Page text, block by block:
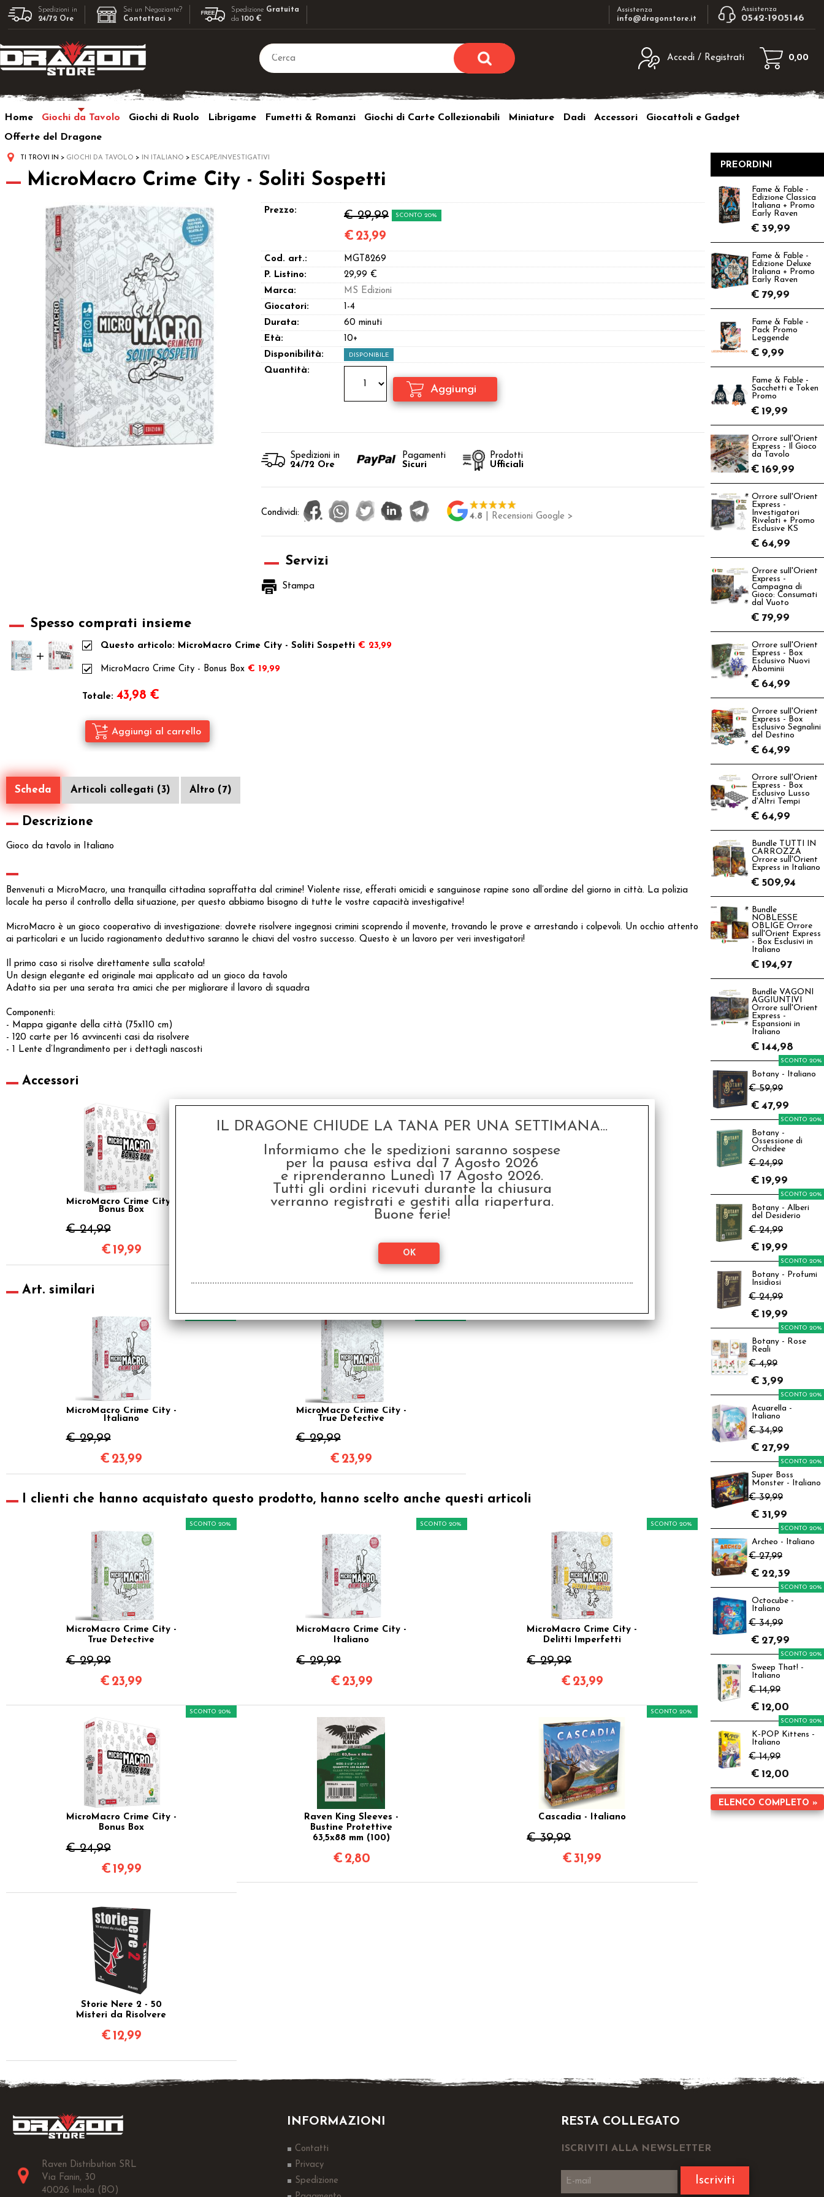
Spedizioni in
24/72 Ore
Sei un Negoziante?
Contattaci >
Spedizione Gratuita
da100 €
Assistenza
info@dragonstore.it
Assistenza
0542-1905146
Accedi / Registrati
utente e la password e poi clicca sul
Hai perso la password?
sito clicca sul pulsante "Registrati"
0,00
Home Giochi da Tavolo Giochi di Ruolo Librigame Fumetti & Romanzi Giochi di Carte Collezionabili Miniature Dadi Accessori
Giocattoli e Gadget
Offerte del Dragone
TI TROVI IN GIOCHI DA TAVOLO IN ITALIANO ESCAPE/INVESTIGATIVI
MicroMacro Crime City - Soliti Sospetti
Prezzo: € 29,99 SCONTO 20%
€ 23,99
Cod. art.:
MGT8269
P. Listino:
29,99 €
Marca:
MS Edizioni
Giocatori:
1-4
Durata:
60 minuti
Età:
10+
Disponibilità:
DISPONIBILE
Quantità:
Spedizioni in
24/72 Ore
Pagamenti
Sicuri
Prodotti
Ufficiali
Condividi: 4.8 | Recensioni Google >
Servizi
Stampa
Spesso comprati insieme
Questo articolo: MicroMacro Crime City - Soliti Sospetti € 23,99
MicroMacro Crime City - Bonus Box € 19,99
Totale: 43,98 €
Scheda Articoli collegati (3) Altro (7)
Descrizione
Gioco da tavolo in Italiano
Benvenuti a MicroMacro, una tranquilla cittadina sopraffatta dal crimine! Violente risse, efferati omicidi e sanguinose rapine sono all’ordine del giorno in città. La polizia
locale ha perso il controllo della situazione, per questo abbiamo bisogno di tutte le vostre capacità investigative!
MicroMacro è un gioco cooperativo di investigazione: dovrete risolvere ingegnosi crimini scoprendo il movente, trovando le prove e arrestando i colpevoli. Un occhio attento
ai particolari e un lucido ragionamento deduttivo saranno le chiavi del vostro successo. Questo è un lavoro per veri investigatori!
Il primo caso si risolve direttamente sulla scatola!
Un design elegante ed originale mai applicato ad un gioco da tavolo
Adatto sia per una serata tra amici che per migliorare il lavoro di squadra
Componenti:
- Mappa gigante della città (75x110 cm)
- 120 carte per 16 avvincenti casi da risolvere
- 1 Lente d’Ingrandimento per i dettagli nascosti
Accessori
MicroMacro Crime City -
Bonus Box
€ 24,99
SCONTO 20%
€ 19,99
Art. similari
MicroMacro Crime City -
Italiano
€ 29,99
SCONTO 20%
€ 23,99
MicroMacro Crime City -
True Detective
€ 29,99
SCONTO 20%
€ 23,99
I clienti che hanno acquistato questo prodotto, hanno scelto anche questi articoli
MicroMacro Crime City -
True Detective
€ 29,99
SCONTO 20%
€ 23,99
MicroMacro Crime City -
Italiano
€ 29,99
SCONTO 20%
€ 23,99
MicroMacro Crime City -
Delitti Imperfetti
€ 29,99
SCONTO 20%
€ 23,99
MicroMacro Crime City -
Bonus Box
€ 24,99
SCONTO 20%
€ 19,99
Raven King Sleeves -
Bustine Protettive
63,5x88 mm (100)
€ 2,80
Cascadia - Italiano
€ 39,99
SCONTO 20%
€ 31,99
Storie Nere 2 - 50
Misteri da Risolvere
€ 12,99
PREORDINI
Fame & Fable -
Edizione Classica
Italiana + Promo
Early Raven
€ 39,99
Fame & Fable -
Edizione Deluxe
Italiana + Promo
Early Raven
€ 79,99
Fame & Fable -
Pack Promo
Leggende
€ 9,99
Fame & Fable -
Sacchetti e Token
Promo
€ 19,99
Orrore sull'Orient
Express - Il Gioco
da Tavolo
€ 169,99
Orrore sull'Orient
Express -
Investigatori
Rivelati + Promo
Esclusive KS
€ 64,99
Orrore sull'Orient
Express -
Campagna di
Gioco: Consumati
dal Vuoto
€ 79,99
Orrore sull'Orient
Express - Box
Esclusivo Nuovi
Abominii
€ 64,99
Orrore sull'Orient
Express - Box
Esclusivo Segnalini
del Destino
€ 64,99
Orrore sull'Orient
Express - Box
Esclusivo Lusso
d'Altri Tempi
€ 64,99
Bundle TUTTI IN
CARROZZA
Orrore sull'Orient
Express in Italiano
€ 509,94
Bundle
NOBLESSE
OBLIGE Orrore
sull'Orient Express
- Box Esclusivi in
Italiano
€ 194,97
Bundle VAGONI
AGGIUNTIVI
Orrore sull'Orient
Express -
Espansioni in
Italiano
€ 144,98
Botany - Italiano
€ 59,99
SCONTO 20%
€ 47,99
Botany -
Ossessione di
Orchidee
€ 24,99
SCONTO 20%
€ 19,99
Botany - Alberi
del Desiderio
€ 24,99
SCONTO 20%
€ 19,99
Botany - Profumi
Insidiosi
€ 24,99
SCONTO 20%
€ 19,99
Botany - Rose
Reali
€ 4,99
SCONTO 20%
€ 3,99
Acuarella -
Italiano
€ 34,99
SCONTO 20%
€ 27,99
Super Boss
Monster - Italiano
€ 39,99
SCONTO 20%
€ 31,99
Archeo - Italiano
€ 27,99
SCONTO 20%
€ 22,39
Octocube -
Italiano
€ 34,99
SCONTO 20%
€ 27,99
Sweep That! -
Italiano
€ 14,99
SCONTO 20%
€ 12,00
K-POP Kittens -
Italiano
€ 14,99
SCONTO 20%
€ 12,00
ELENCO COMPLETO »
Raven Distribution SRL
Via Fanin, 30
40026 Imola (BO)
INFORMAZIONI
Contatti
Privacy
Spedizione
RESTA COLLEGATO
ISCRIVITI ALLA NEWSLETTER
Iscriviti
IL DRAGONE CHIUDE LA TANA PER UNA SETTIMANA...
Informiamo che le spedizioni saranno sospese
per la pausa estiva dal 7 Agosto 2026
e riprenderanno Lunedì 17 Agosto 2026.
Tutti gli ordini ricevuti durante la chiusura
verranno registrati e gestiti alla riapertura.
Buone ferie!